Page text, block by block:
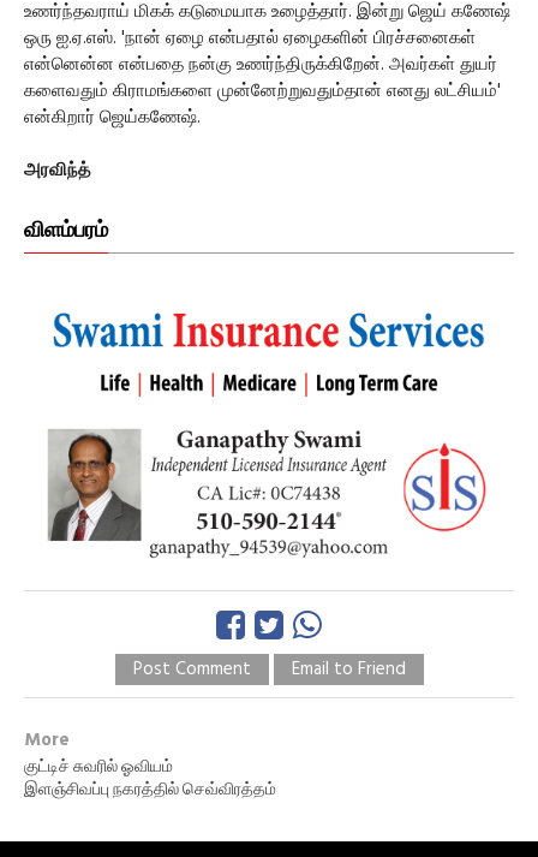
உணர்ந்தவராய் மிகக் கடுமையாக உழைத்தார். இன்று ஜெய் கணேஷ்
ஒரு ஐ.ஏ.எஸ். 'நான் ஏழை என்பதால் ஏழைகளின் பிரச்சனைகள்
என்னென்ன என்பதை நன்கு உணர்ந்திருக்கிறேன். அவர்கள் துயர்
களைவதும் கிராமங்களை முன்னேற்றுவதும்தான் எனது லட்சியம்'
என்கிறார் ஜெய்கணேஷ்.
அரவிந்த்
விளம்பரம்
Post Comment Email to Friend
More
குட்டிச் சுவரில் ஓவியம்
இளஞ்சிவப்பு நகரத்தில் செவ்விரத்தம்